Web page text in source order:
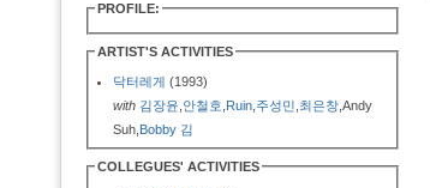
PROFILE:
ARTIST'S ACTIVITIES
닥터레게 (1993)
with 김장윤 안철호 Ruin 주성민 최은창 ,Andy
Suh, Bobby 김
COLLEGUES' ACTIVITIES